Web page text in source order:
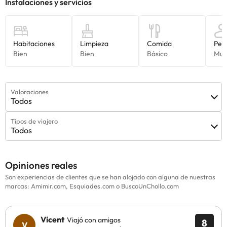
Valoraciones
Todos
Tipos de viajero
Todos
Opiniones reales
Son experiencias de clientes que se han alojado con alguna de nuestras
marcas: Amimir.com, Esquiades.com o BuscoUnChollo.com
8
Vicent Viajó con amigos